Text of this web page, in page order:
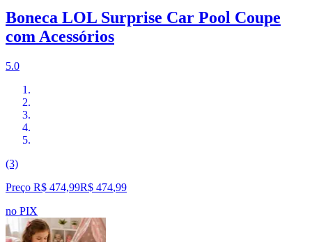
Boneca LOL Surprise Car Pool Coupe
com Acessórios
5.0
(3)
Preço R$ 474,99R$ 474,99
no PIX